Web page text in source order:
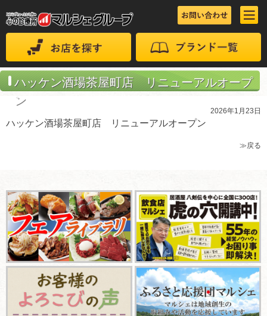
ハッケン酒場茶屋町店 リニューアルオープ
ン
2026年1月23日
ハッケン酒場茶屋町店 リニューアルオープン
≫戻る